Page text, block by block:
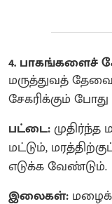
4. பாகங்களைச்
மருத்துவத்
சேகரிக்கும்
பட்டை:முதிர்ந்த
மட்டும்,
எடுக்க வேண்டும்.
இலைகள்: